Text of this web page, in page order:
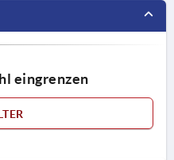
eingrenzen